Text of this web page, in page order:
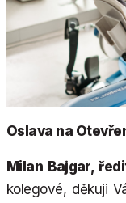
Oslava na
Milan Bajgar,
kolegové, děkuji